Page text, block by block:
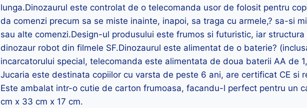
lunga.Dinozaurul este controlat de o telecomanda usor de folosit pentru
da comenzi precum sa se miste inainte, inapoi, sa traga cu armele,? sa-si
sau alte comenzi.Design-ul produsului este frumos si futuristic, iar
dinozaur robot din filmele SF.Dinozaurul este alimentat de o baterie?
incarcatorului special, telecomanda este alimentata de doua baterii AA de
Jucaria este destinata copiilor cu varsta de peste 6 ani, are certificat CE si
Este ambalat intr-o cutie de carton frumoasa, facandu-l perfect pentru un
cm x 33 cm x 17 cm.